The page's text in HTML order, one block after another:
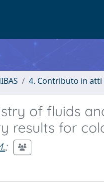
4. Contributo in atti
of fluids
results for
;